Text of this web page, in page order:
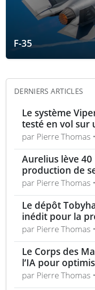
F-35
DERNIERS ARTICLES
Le système
testé en vol sur
Edwards AFB
par Pierre Thomas
Aurelius lève
production de
drones
par Pierre Thomas
Le dépôt
inédit pour la
composants de
par Pierre Thomas
Le Corps des
l’IA pour
équipements
par Pierre Thomas